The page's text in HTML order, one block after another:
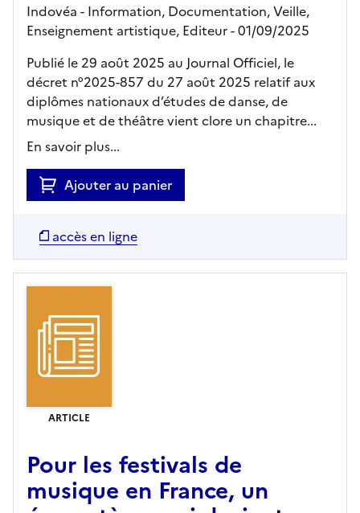
Indovéa - Information, Documentation, Veille,
Enseignement artistique, Editeur- 01/09/2025
Publié le 29 août 2025 au Journal Officiel, le
décret n°2025-857 du 27 août 2025 relatif aux
diplômes nationaux d’études de danse, de
musique et de théâtre vient clore un chapitre...
En savoir plus...
Ajouter au panier
accès en ligne
ARTICLE
Pour les festivals de
musique en France, un